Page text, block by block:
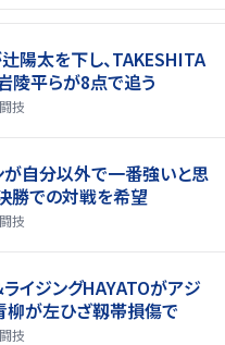
辻陽太を下し、TAKESHITA
陵平らが8点で追う
技
ンが自分以外で一番強いと思
勝での対戦を希望
技
ライジングHAYATOがアジ
柳が左ひざ靱帯損傷で
技